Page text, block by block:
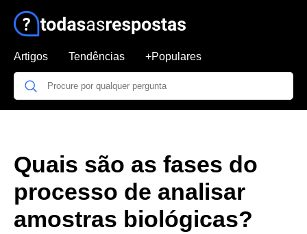
Artigos Tendências +Populares
Quais são as fases do
processo de analisar
amostras biológicas?